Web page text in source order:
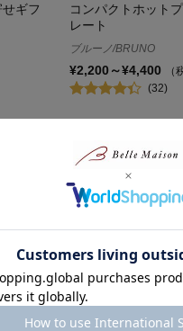
ギフ
コンパクトホット
レート
ブルーノ/BRUNO
¥2,200～¥4,400
（
(32)